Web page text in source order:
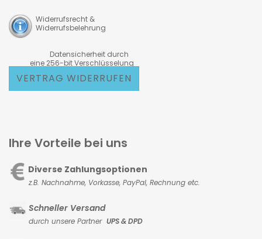
Widerrufsrecht &
Widerrufsbelehrung
Datensicherheit durch
eine 256-bit Verschlüsselung
VERTRAG WIDERRUFEN
Ihre Vorteile bei uns
Diverse Zahlungsoptionen
z.B. Nachnahme, Vorkasse, PayPal, Rechnung etc.
Schneller Versand
durch unsere Partner UPS & DPD